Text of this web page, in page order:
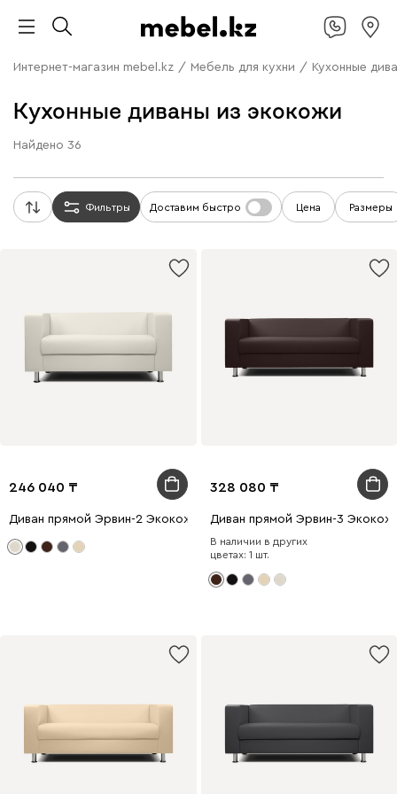
Интернет-магазин mebel.kz / Мебель для кухни / Кухонные
Кухонные диваны из экокожи
Найдено 36
Фильтры Доставим быстро Цена Размеры
246 040
Диван прямой Эрвин-2 Экокожа Молочный
328 080
Диван прямой Эрвин-3
В наличии в других
цветах: 1 шт.